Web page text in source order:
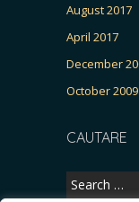
August 2017
April 2017
December
October 2009
CAUTARE
Search